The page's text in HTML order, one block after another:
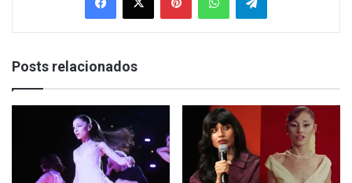
Posts relacionados